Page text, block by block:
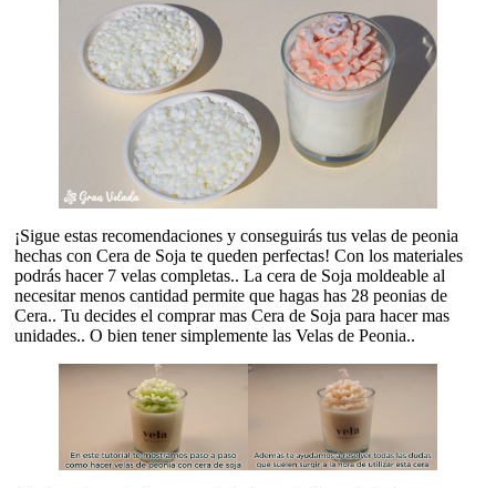
¡Sigue estas recomendaciones y conseguirás tus velas de peonia
hechas con Cera de Soja te queden perfectas! Con los materiales
podrás hacer 7 velas completas.. La cera de Soja moldeable al
necesitar menos cantidad permite que hagas has 28 peonias de
Cera.. Tu decides el comprar mas Cera de Soja para hacer mas
unidades.. O bien tener simplemente las Velas de Peonia..